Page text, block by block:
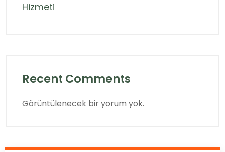
Hizmeti
Recent Comments
Görüntülenecek bir yorum yok.